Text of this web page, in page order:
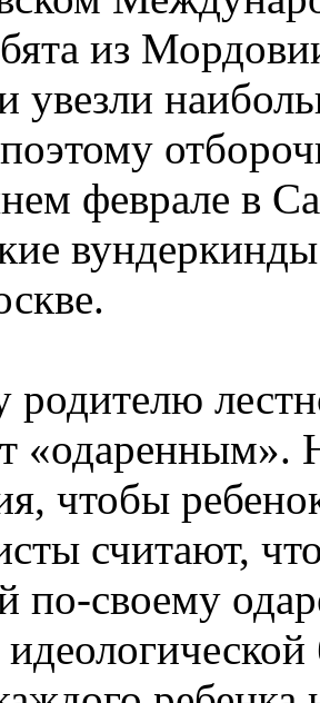
из
увезли
феврале в
чтобы
считают,
по-своему